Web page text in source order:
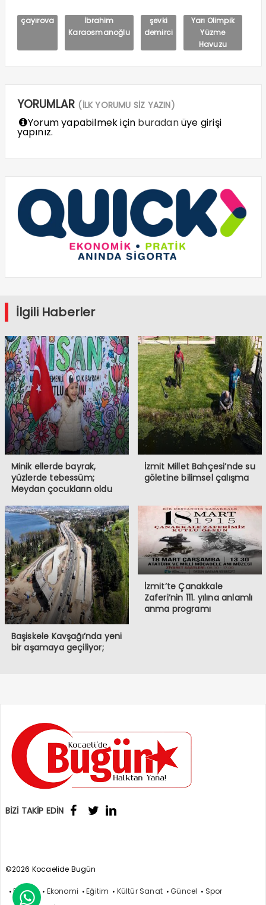
çayırova
İbrahim
Karaosmanoğlu
şevki
demirci
Yarı Olimpik
Yüzme
Havuzu
YORUMLAR (İLK YORUMU SİZ YAZIN)
Yorum yapabilmek için buradanüye girişi
yapınız.
İlgili Haberler
Minik ellerde bayrak,
yüzlerde tebessüm;
Meydan çocukların oldu
İzmit Millet Bahçesi’nde su
göletine bilimsel çalışma
Başiskele Kavşağı’nda yeni
bir aşamaya geçiliyor;
İzmit’te Çanakkale
Zaferi’nin 111. yılına anlamlı
anma programı
BİZİ TAKİP EDİN
©2026 Kocaelide Bugün
Politika Ekonomi Eğitim Kültür Sanat Güncel
Spor
